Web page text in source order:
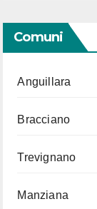
Comuni
Anguillara
Bracciano
Trevignano
Manziana